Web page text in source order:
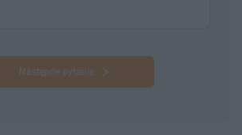
Następne pytanie